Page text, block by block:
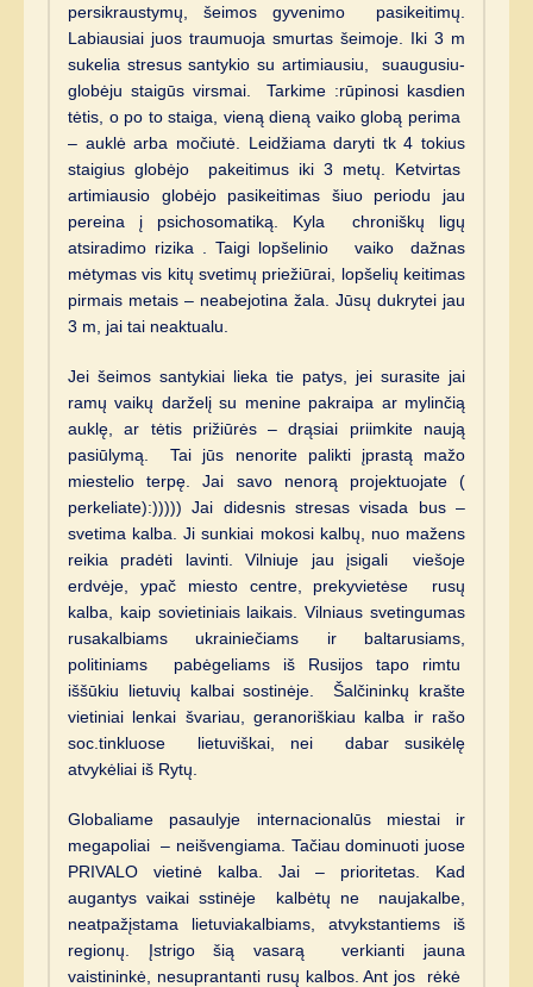
persikraustymų, šeimos gyvenimo pasikeitimų.
Labiausiai juos traumuoja smurtas šeimoje. Iki 3 m
sukelia stresus santykio su artimiausiu, suaugusiu-
globėju staigūs virsmai. Tarkime :rūpinosi kasdien
tėtis, o po to staiga, vieną dieną vaiko globą perima
– auklė arba močiutė. Leidžiama daryti tk 4 tokius
staigius globėjo pakeitimus iki 3 metų. Ketvirtas
artimiausio globėjo pasikeitimas šiuo periodu jau
pereina į psichosomatiką. Kyla chroniškų ligų
atsiradimo rizika . Taigi lopšelinio vaiko dažnas
mėtymas vis kitų svetimų priežiūrai, lopšelių keitimas
pirmais metais – neabejotina žala. Jūsų dukrytei jau
3 m, jai tai neaktualu.
Jei šeimos santykiai lieka tie patys, jei surasite jai
ramų vaikų darželį su menine pakraipa ar mylinčią
auklę, ar tėtis prižiūrės – drąsiai priimkite naują
pasiūlymą. Tai jūs nenorite palikti įprastą mažo
miestelio terpę. Jai savo nenorą projektuojate (
perkeliate):))))) Jai didesnis stresas visada bus –
svetima kalba. Ji sunkiai mokosi kalbų, nuo mažens
reikia pradėti lavinti. Vilniuje jau įsigali viešoje
erdvėje, ypač miesto centre, prekyvietėse rusų
kalba, kaip sovietiniais laikais. Vilniaus svetingumas
rusakalbiams ukrainiečiams ir baltarusiams,
politiniams pabėgeliams iš Rusijos tapo rimtu
iššūkiu lietuvių kalbai sostinėje. Šalčininkų krašte
vietiniai lenkai švariau, geranoriškiau kalba ir rašo
soc.tinkluose lietuviškai, nei dabar susikėlę
atvykėliai iš Rytų.
Globaliame pasaulyje internacionalūs miestai ir
megapoliai – neišvengiama. Tačiau dominuoti juose
PRIVALO vietinė kalba. Jai – prioritetas. Kad
augantys vaikai sstinėje kalbėtų ne naujakalbe,
neatpažįstama lietuviakalbiams, atvykstantiems iš
regionų. Įstrigo šią vasarą verkianti jauna
vaistininkė, nesuprantanti rusų kalbos. Ant jos rėkė